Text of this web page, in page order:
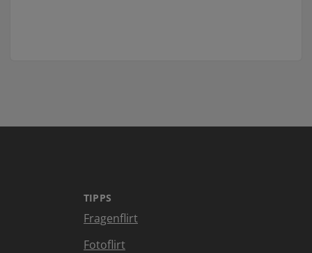
TIPPS
Fragenflirt
Fotoflirt